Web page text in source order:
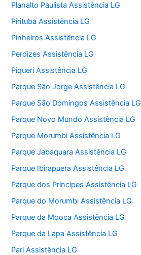
Planalto Paulista Assistência LG
Pirituba Assistência LG
Pinheiros Assistência LG
Perdizes Assistência LG
Piqueri Assistência LG
Parque São Jorge Assistência LG
Parque São Domingos Assistência LG
Parque Novo Mundo Assistência LG
Parque Morumbi Assistência LG
Parque Jabaquara Assistência LG
Parque Ibirapuera Assistência LG
Parque dos Principes Assistência LG
Parque do Morumbi Assistência LG
Parque da Mooca Assistência LG
Parque da Lapa Assistência LG
Pari Assistência LG